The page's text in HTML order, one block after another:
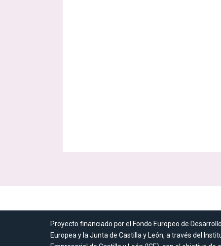
Proyecto financiado por el Fondo Europeo de
Europea y la Junta de Castilla y León, a través del